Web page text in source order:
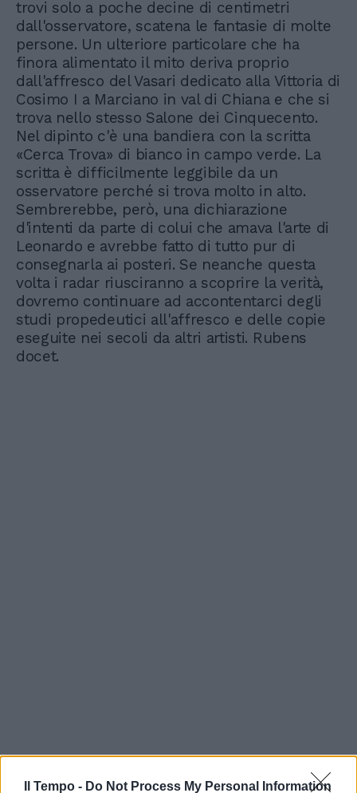
Il Tempo - Do Not Process My Personal Information
trovi solo a poche decine di centimetri
dall'osservatore, scatena le fantasie di molte
persone. Un ulteriore particolare che ha
finora alimentato il mito deriva proprio
dall'affresco del Vasari dedicato alla Vittoria di
Cosimo I a Marciano in val di Chiana e che si
trova nello stesso Salone dei Cinquecento.
Nel dipinto c'è una bandiera con la scritta
«Cerca Trova» di bianco in campo verde. La
scritta è difficilmente leggibile da un
osservatore perché si trova molto in alto.
Sembrerebbe, però, una dichiarazione
d'intenti da parte di colui che amava l'arte di
Leonardo e avrebbe fatto di tutto pur di
consegnarla ai posteri. Se neanche questa
volta i radar riusciranno a scoprire la verità,
dovremo continuare ad accontentarci degli
studi propedeutici all'affresco e delle copie
eseguite nei secoli da altri artisti. Rubens
docet.